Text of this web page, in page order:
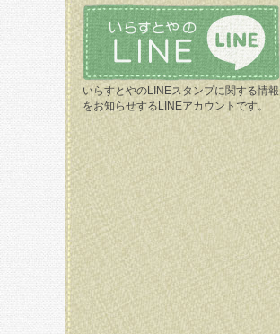
いらすとやのLINEスタンプに関する情報
をお知らせするLINEアカウントです。